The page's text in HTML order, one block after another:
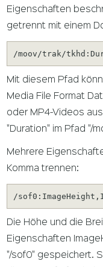
Eigenschaften
getrennt mit einem
/moov/trak/
Mit diesem Pfad
Media File Format
oder MP4-Videos
"Duration" im Pfad "/
Mehrere
Komma trennen:
/
Die Höhe und die
Eigenschaften
"/sof0" gespeichert.